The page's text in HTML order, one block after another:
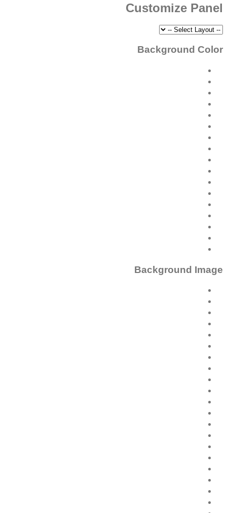
Customize Panel
Background Color
Background Image